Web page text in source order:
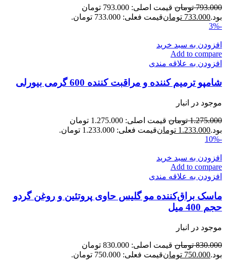
793.000 تومان
قیمت اصلی: 793.000 تومان
بود.733.000 تومانقیمت فعلی: 733.000 تومان.
-3%
افزودن به سبد خرید
Add to compare
افزودن به علاقه مندی
شامپو ترمیم کننده و مراقبت کننده 600 گرمی بیورلی
موجود در انبار
1.275.000 تومان
قیمت اصلی: 1.275.000 تومان
بود.1.233.000 تومانقیمت فعلی: 1.233.000 تومان.
-10%
افزودن به سبد خرید
Add to compare
افزودن به علاقه مندی
ماسک براق‌کننده مو گلیس حاوی پروتئین و روغن گردو
حجم 400 میل
موجود در انبار
830.000 تومان
قیمت اصلی: 830.000 تومان
بود.750.000 تومانقیمت فعلی: 750.000 تومان.